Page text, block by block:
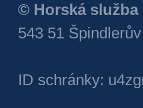
© Horská služba
543 51
ID schránky: